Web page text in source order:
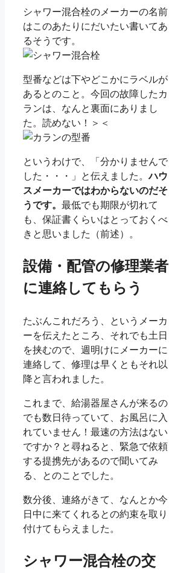
シャワー混合栓のメーカーの名前
はこのあたりにだいたい書いてあ
るそうです。
型番などは下やどこかにラベルが
あるとのこと。今回の故障したカ
ランは、なんと裏面にありまし
た。読めない！＞＜
というわけで、「分かりませんで
した・・・」と伝えました。ハウ
スメーカーではわからないのだそ
うです。 最低でも期限が切れて
も、保証書くらいはとっておくべ
きと思いました（前述）。
設備・配管の修理業者
に連絡してもらう
たぶんこれだろう、というメーカ
ーを伝えたところ、それでも土日
を挟むので、週明けにメーカーに
連絡して、修理は早くともそれ以
降と言われました。
これまで、給湯器屋さんが来るの
でも数日待っていて、お風呂に入
れていません！最速の方法はない
ですか？と尋ねると、緊急で依頼
する提携先があるので聞いてみ
る、とのことでした。
数分後、連絡がきて、なんとか今
日中に来てくれるとの約束を取り
付けてもらえました。
シャワー混合栓の交